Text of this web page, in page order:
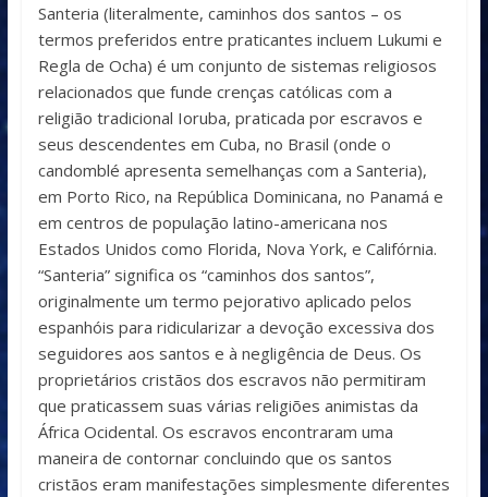
Santeria (literalmente, caminhos dos santos – os
termos preferidos entre praticantes incluem Lukumi e
Regla de Ocha) é um conjunto de sistemas religiosos
relacionados que funde crenças católicas com a
religião tradicional Ioruba, praticada por escravos e
seus descendentes em Cuba, no Brasil (onde o
candomblé apresenta semelhanças com a Santeria),
em Porto Rico, na República Dominicana, no Panamá e
em centros de população latino-americana nos
Estados Unidos como Florida, Nova York, e Califórnia.
“Santeria” significa os “caminhos dos santos”,
originalmente um termo pejorativo aplicado pelos
espanhóis para ridicularizar a devoção excessiva dos
seguidores aos santos e à negligência de Deus. Os
proprietários cristãos dos escravos não permitiram
que praticassem suas várias religiões animistas da
África Ocidental. Os escravos encontraram uma
maneira de contornar concluindo que os santos
cristãos eram manifestações simplesmente diferentes